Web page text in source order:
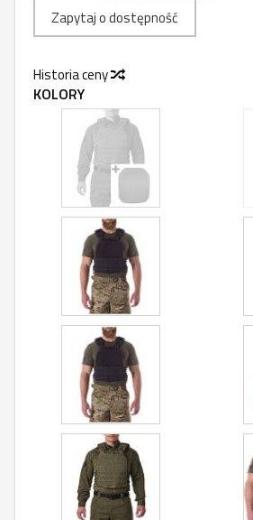
Zapytaj o dostępność
Historia ceny
KOLORY